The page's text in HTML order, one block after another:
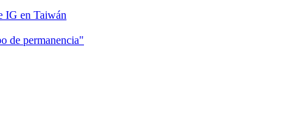
IG en Taiwán
de permanencia"